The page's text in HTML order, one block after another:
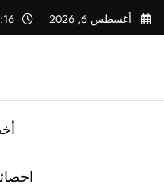
التجاوز
إلى
أغسطس 6, 2026 PM
اخصائي